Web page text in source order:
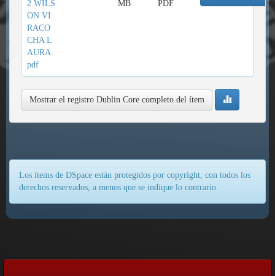
2 WILS
ON VI
RACO
CHA L
AURA.
pdf
MB
PDF
Mostrar el registro Dublin Core completo del ítem
Los ítems de DSpace están protegidos por copyright, con todos los
derechos reservados, a menos que se indique lo contrario.